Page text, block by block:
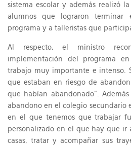
sistema escolar y además realizó
alumnos que lograron terminar
programa y a talleristas que
Al respecto, el ministro
implementación del programa
trabajo muy importante e intenso.
que estaban en riesgo de
que habían abandonado”.
abandono en el colegio secundario
en el que tenemos que trabajar
personalizado en el que hay que ir
casas, tratar y acompañar sus